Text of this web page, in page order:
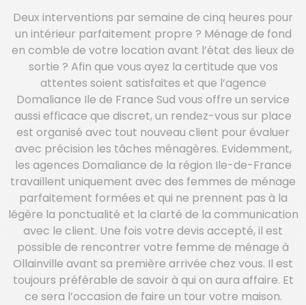
Deux interventions par semaine de cinq heures pour
un intérieur parfaitement propre ? Ménage de fond
en comble de votre location avant l’état des lieux de
sortie ? Afin que vous ayez la certitude que vos
attentes soient satisfaites et que l’agence
Domaliance Ile de France Sud vous offre un service
aussi efficace que discret, un rendez-vous sur place
est organisé avec tout nouveau client pour évaluer
avec précision les tâches ménagères. Evidemment,
les agences Domaliance de la région Ile-de-France
travaillent uniquement avec des femmes de ménage
parfaitement formées et qui ne prennent pas à la
légère la ponctualité et la clarté de la communication
avec le client. Une fois votre devis accepté, il est
possible de rencontrer votre femme de ménage à
Ollainville avant sa première arrivée chez vous. Il est
toujours préférable de savoir à qui on aura affaire. Et
ce sera l’occasion de faire un tour votre maison.